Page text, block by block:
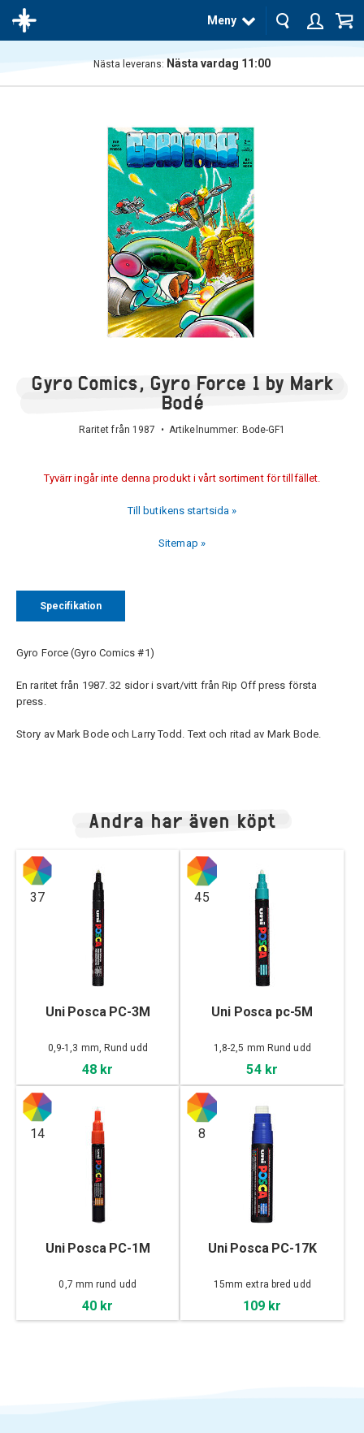
Meny
Nästa leverans: Nästa vardag 11:00
Gyro Comics, Gyro Force 1 by Mark
Bodé
Raritet från 1987 • Artikelnummer: Bode-GF1
Tyvärr ingår inte denna produkt i vårt sortiment för tillfället.
Till butikens startsida »
Sitemap »
Specifikation
Gyro Force (Gyro Comics #1)
En raritet från 1987. 32 sidor i svart/vitt från Rip Off press första
press.
Story av Mark Bode och Larry Todd. Text och ritad av Mark Bode.
Andra har även köpt
37
Uni Posca PC-3M
0,9-1,3 mm, Rund udd
48 kr
45
Uni Posca pc-5M
1,8-2,5 mm Rund udd
54 kr
14
Uni Posca PC-1M
0,7 mm rund udd
40 kr
8
Uni Posca PC-17K
15mm extra bred udd
109 kr